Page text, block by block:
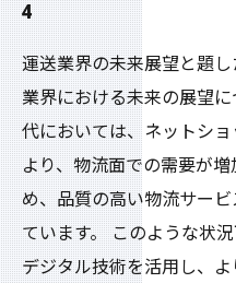
4
運送業界の未来展望と題
業界における未来の展望
代においては、ネットシ
より、物流面での需要が
め、品質の高い物流サー
ています。 このような状
デジタル技術を活用し、